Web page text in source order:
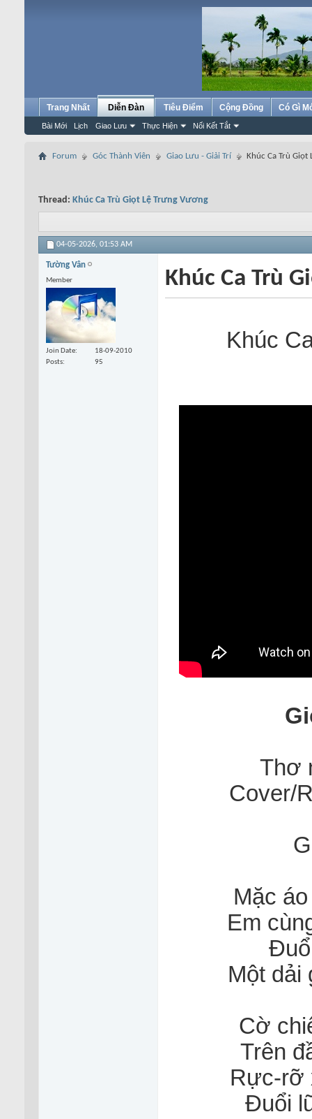
Trang Nhất Diễn Đàn
Bài Mới Lịch Giao Lưu Thực Hiện Nối Kết Tắt
Tiêu Điểm Cộng Đồng Có Gì
Forum Góc Thành Viên Giao Lưu - Giải Trí Khúc Ca Trù Giọt
Thread: Khúc Ca Trù Giọt Lệ Trưng Vương
04-05-2026, 01:53 AM
Tường Vân
Member
Join Date
18-09-2010
Posts
95
Khúc Ca Trù
Khúc
Thơ
Cover/
Mặc
Em
Một dải
Cờ
Trên
Rực-rỡ
Đuổi